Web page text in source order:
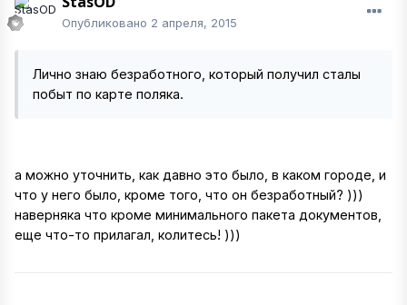
Опубликовано 2 апреля, 2015
Лично знаю безработного, который получил сталы
побыт по карте поляка.
а можно уточнить, как давно это было, в каком городе, и
что у него было, кроме того, что он безработный? )))
наверняка что кроме минимального пакета документов,
еще что-то прилагал, колитесь! )))